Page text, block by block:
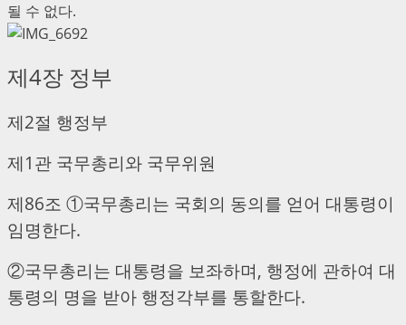
될 수 없다.
제4장 정부
제2절 행정부
제1관 국무총리와 국무위원
제86조 ①국무총리는 국회의 동의를 얻어 대통령이
임명한다.
②국무총리는 대통령을 보좌하며, 행정에 관하여 대
통령의 명을 받아 행정각부를 통할한다.